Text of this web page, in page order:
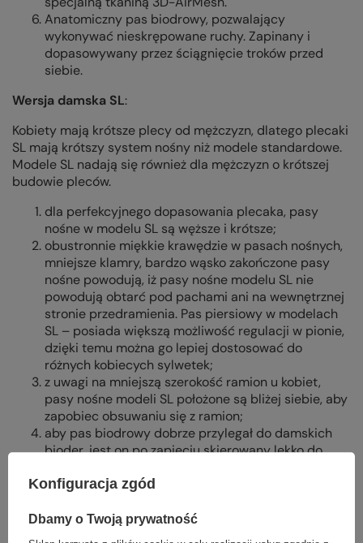
Anatomiczny pas biodrowy, pozwalający
wykonywać nieskrępowane ruchy. Zapinany i
dopasowywany przez ściągnięcie troków przed
siebie.
Wersja damska SL:
Kobiety mają krótsze plecy od mężczyzn, dlatego plecaki
SL mają krótszy system nośny niż modele standardowe.
Modele SL nadają się również dla mężczyzn o krótszej
budowie pleców.
dla perfekcyjnego dopasowania plecaka, pasy
nośne w modelu SL są węższe i krótsze;
obustronnie miękkie krawędzie w pasach nośnych,
mniejsze klamry, bardzo wąsko zakończone pasy
nośne powodują, iż pasy nośne modelu SL nie
powodują obtarć pod pachami ani na wewnętrznej
stronie przedramienia. Pas piersiowy w modelach
SL – posiada większą możliwość regulacji w pionie,
dzięki temu można go lepiej dostosować do
różnych kobiecych sylwetek;
z uwagi na mniejszą szerokość ramion u kobiet,
pasy nośne modeli SL położone są bliżej siebie, aby
zapobiec obsuwaniu się z ramion;
aby pas biodrowy dobrze przylegał do damskich
bioder, jest on po zapięciu skierowany lekko do
na kościach biodrowych dla lepszego komfortu i
pas biodrowy po zapięciu przypomina formą kulę, a
jego punkt zapięcia powoduje, iż jest on ukośnie
Konfiguracja zgód
Dbamy o Twoją prywatność